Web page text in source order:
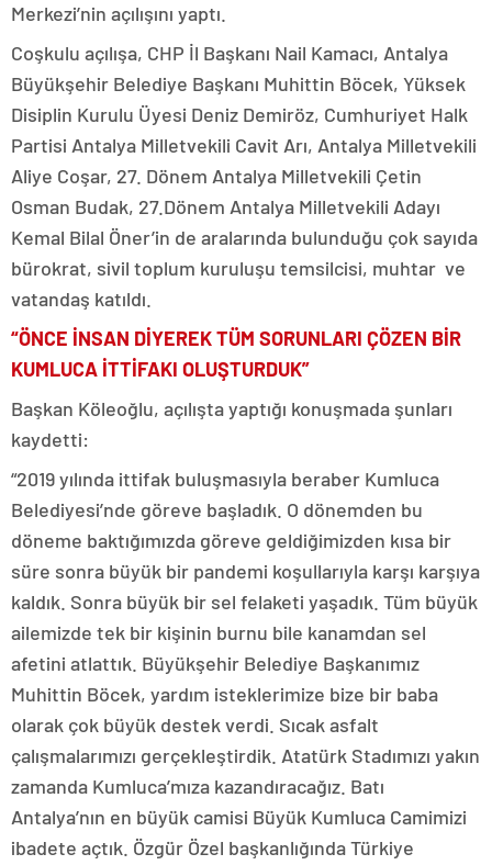
Merkezi’nin açılışını yaptı.
Coşkulu açılışa, CHP İl Başkanı Nail Kamacı, Antalya
Büyükşehir Belediye Başkanı Muhittin Böcek, Yüksek
Disiplin Kurulu Üyesi Deniz Demiröz, Cumhuriyet Halk
Partisi Antalya Milletvekili Cavit Arı, Antalya Milletvekili
Aliye Coşar, 27. Dönem Antalya Milletvekili Çetin
Osman Budak, 27.Dönem Antalya Milletvekili Adayı
Kemal Bilal Öner’in de aralarında bulunduğu çok sayıda
bürokrat, sivil toplum kuruluşu temsilcisi, muhtar ve
vatandaş katıldı.
“ÖNCE İNSAN DİYEREK TÜM SORUNLARI ÇÖZEN BİR
KUMLUCA İTTİFAKI OLUŞTURDUK”
Başkan Köleoğlu, açılışta yaptığı konuşmada şunları
kaydetti:
“2019 yılında ittifak buluşmasıyla beraber Kumluca
Belediyesi’nde göreve başladık. O dönemden bu
döneme baktığımızda göreve geldiğimizden kısa bir
süre sonra büyük bir pandemi koşullarıyla karşı karşıya
kaldık. Sonra büyük bir sel felaketi yaşadık. Tüm büyük
ailemizde tek bir kişinin burnu bile kanamdan sel
afetini atlattık. Büyükşehir Belediye Başkanımız
Muhittin Böcek, yardım isteklerimize bize bir baba
olarak çok büyük destek verdi. Sıcak asfalt
çalışmalarımızı gerçekleştirdik. Atatürk Stadımızı yakın
zamanda Kumluca’mıza kazandıracağız. Batı
Antalya’nın en büyük camisi Büyük Kumluca Camimizi
ibadete açtık. Özgür Özel başkanlığında Türkiye